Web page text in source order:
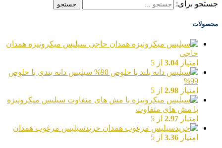
جستجو برای:
محصولات
سیلیس میکرونیزه همدان
حاجی
امتیاز 3.04 از 5
سیلیس دانه بندی با خلوص
99%
امتیاز 2.98 از 5
سیلیس میکرونیزه
با مش های متفاوت
امتیاز 2.97 از 5
خریدسیلیس مرغوب همدان
امتیاز 3.36 از 5